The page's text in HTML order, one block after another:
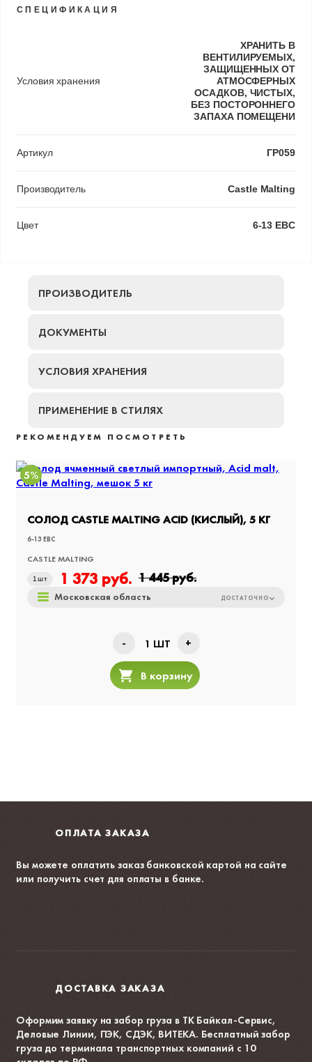
СПЕЦИФИКАЦИЯ
Условия хранения
ХРАНИТЬ В
ВЕНТИЛИРУЕМЫХ,
ЗАЩИЩЕННЫХ ОТ
АТМОСФЕРНЫХ
ОСАДКОВ, ЧИСТЫХ,
БЕЗ ПОСТОРОННЕГО
ЗАПАХА ПОМЕЩЕНИ
Артикул ГР059
Производитель Castle Malting
Цвет 6-13 EBC
ПРОИЗВОДИТЕЛЬ
ДОКУМЕНТЫ
УСЛОВИЯ ХРАНЕНИЯ
ПРИМЕНЕНИЕ В СТИЛЯХ
РЕКОМЕНДУЕМ ПОСМОТРЕТЬ
5%
СОЛОД CASTLE MALTING ACID (КИСЛЫЙ), 5 КГ
6-13 EBC
CASTLE MALTING
1 шт 1 373 руб. 1 445руб.
Московская область ДОСТАТОЧНО
- 1 ШТ +
В корзину
ОПЛАТА ЗАКАЗА
Вы можете оплатить заказ банковской картой на сайте
или получить счет для оплаты в банке.
ДОСТАВКА ЗАКАЗА
Оформим заявку на забор груза в ТК Байкал-Сервис,
Деловые Линии, ПЭК, СДЭК, ВИТЕКА. Бесплатный забор
груза до терминала транспортных компаний с 10